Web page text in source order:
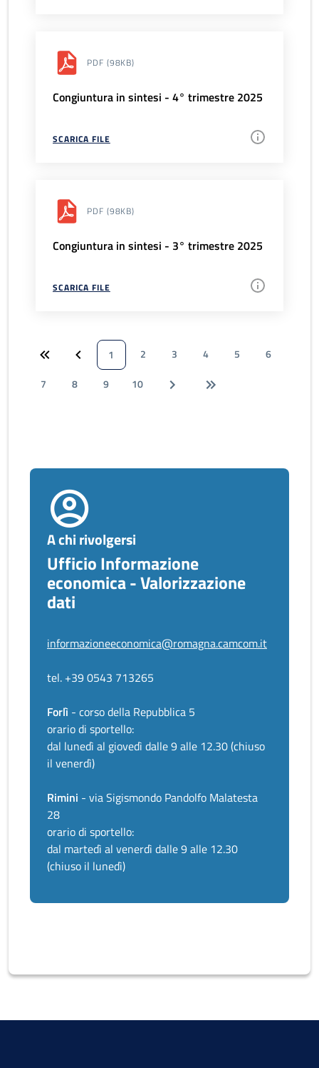
PDF (98KB)
Congiuntura in sintesi - 4° trimestre 2025
SCARICA FILE
PDF (98KB)
Congiuntura in sintesi - 3° trimestre 2025
SCARICA FILE
1 2 3 4 5
6
7
8 9 10
A chi rivolgersi
Ufficio Informazione
economica - Valorizzazione
dati
informazioneeconomica@romagna.camcom.it
tel. +39 0543 713265
Forlì - corso della Repubblica 5
orario di sportello:
dal lunedì al giovedì dalle 9 alle 12.30 (chiuso
il venerdì)
Rimini - via Sigismondo Pandolfo Malatesta
28
orario di sportello:
dal martedì al venerdì dalle 9 alle 12.30
(chiuso il lunedì)